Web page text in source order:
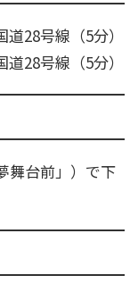
28号線（5分）
28号線（5分）
舞台前」）で下